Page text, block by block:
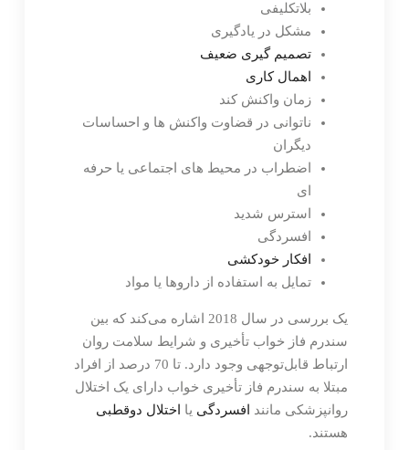
بلاتکلیفی
مشکل در یادگیری
تصمیم گیری ضعیف
اهمال کاری
زمان واکنش کند
ناتوانی در قضاوت واکنش ها و احساسات
دیگران
اضطراب در محیط های اجتماعی یا حرفه
ای
استرس شدید
افسردگی
افکار خودکشی
تمایل به استفاده از داروها یا مواد
یک بررسی در سال 2018 اشاره می‌کند که بین
سندرم فاز خواب تأخیری و شرایط سلامت روان
ارتباط قابل‌توجهی وجود دارد. تا 70 درصد از افراد
مبتلا به سندرم فاز تأخیری خواب دارای یک اختلال
روانپزشکی مانند
افسردگی یا اختلال دوقطبی
هستند.